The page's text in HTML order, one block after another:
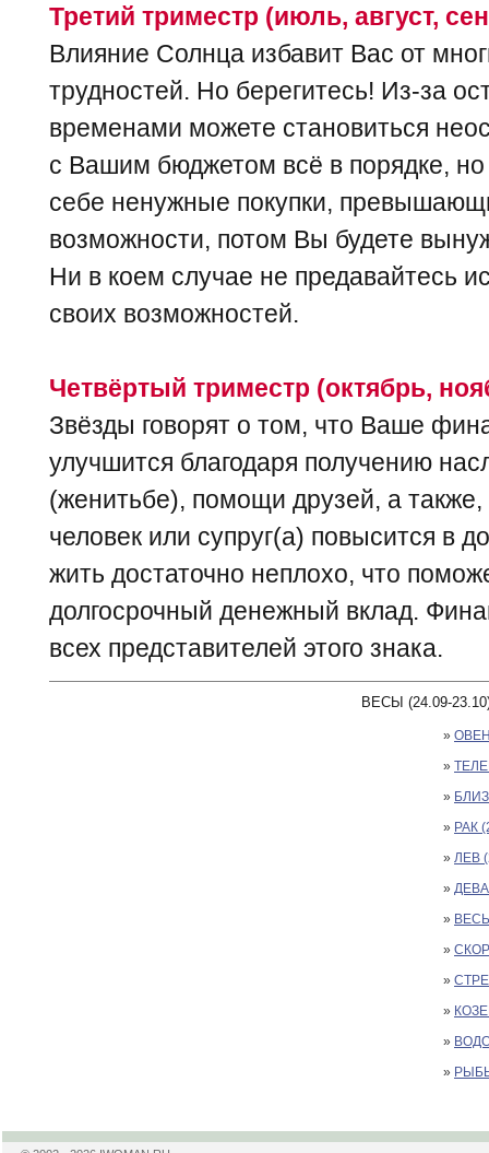
Третий триместр (июль, август,
Влияние Солнца избавит Вас от
трудностей. Но берегитесь! Из-за
временами можете становиться
с Вашим бюджетом всё в порядке,
себе ненужные покупки,
возможности, потом Вы будете
Ни в коем случае не предавайтесь
своих возможностей.
Четвёртый триместр (октябрь,
Звёзды говорят о том, что Ваше
улучшится благодаря получению
(женитьбе), помощи друзей, а
человек или супруг(а) повысится в
жить достаточно неплохо, что
долгосрочный денежный вклад.
всех представителей этого знака.
ВЕСЫ (24.09-
» ОВЕН
»
»
» РАК
» ЛЕВ
» ДЕВА
»
»
»
»
»
»